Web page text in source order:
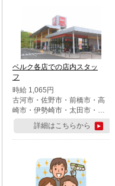
ベルク各店での店内スタッ
フ
時給 1,065円
古河市・佐野市・前橋市・高
崎市・伊勢崎市・太田市・館
林市・藤岡市・大泉町・さい
たま市北区・川越市・熊谷
市・行田市・秩父市・所沢
市・鶴ケ島市・千葉市中央
区・市川市・松戸市・習志野
市・柏市・流山市・八千代
詳細はこちらから